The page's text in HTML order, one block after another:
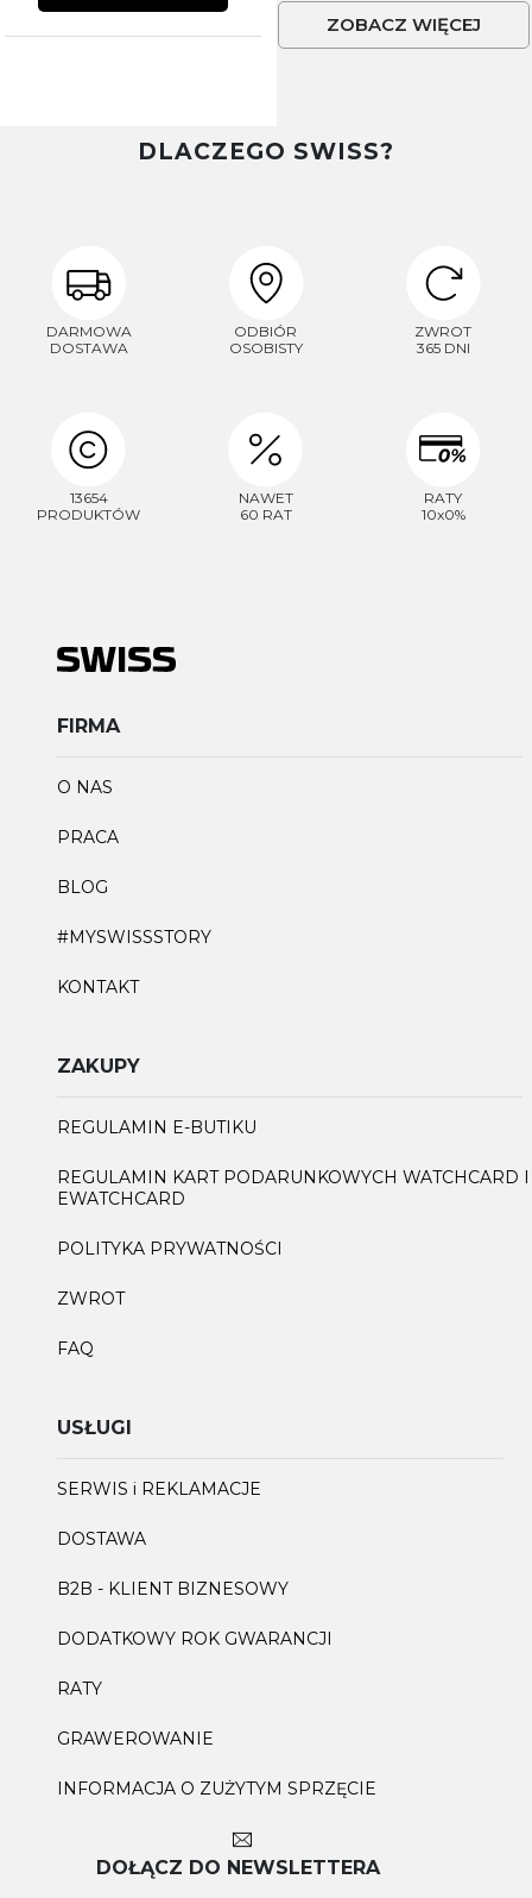
ZOBACZ WIĘCEJ
DLACZEGO SWISS?
DARMOWA
DOSTAWA
ODBIÓR
OSOBISTY
ZWROT
365 DNI
13654
PRODUKTÓW
NAWET
60 RAT
RATY
10x0%
FIRMA
O NAS
PRACA
BLOG
#MYSWISSSTORY
KONTAKT
ZAKUPY
REGULAMIN E-BUTIKU
REGULAMIN KART PODARUNKOWYCH WATCHCARD I
EWATCHCARD
POLITYKA PRYWATNOŚCI
ZWROT
FAQ
USŁUGI
SERWIS i REKLAMACJE
DOSTAWA
B2B - KLIENT BIZNESOWY
DODATKOWY ROK GWARANCJI
RATY
GRAWEROWANIE
INFORMACJA O ZUŻYTYM SPRZĘCIE
DOŁĄCZ DO NEWSLETTERA
Zapisuję się